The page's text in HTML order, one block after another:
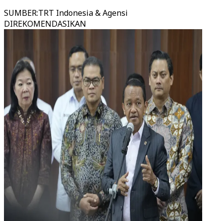
SUMBER:TRT Indonesia & Agensi
DIREKOMENDASIKAN